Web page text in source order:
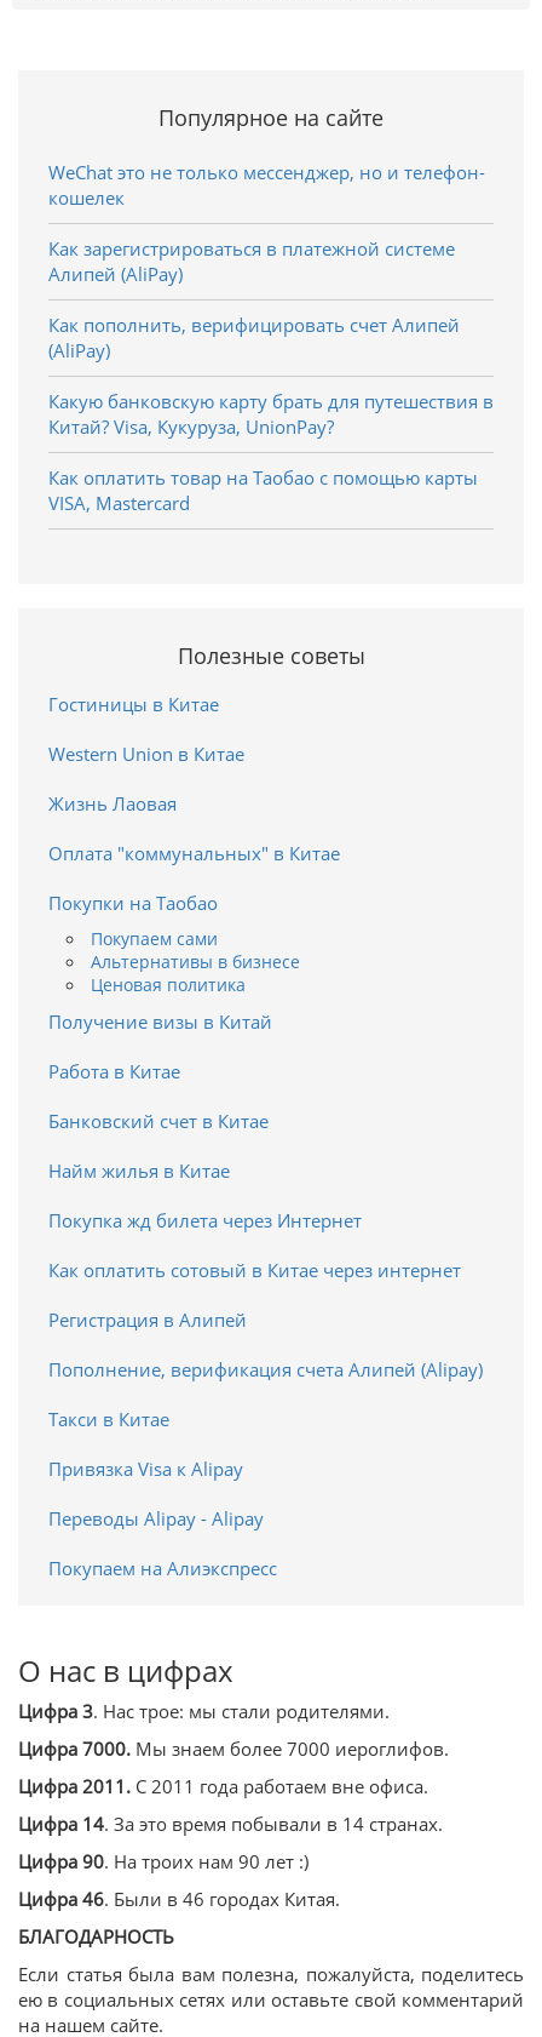
Популярное на сайте
WeChat это не только мессенджер, но и телефон-
кошелек
Как зарегистрироваться в платежной системе
Алипей (AliPay)
Как пополнить, верифицировать счет Алипей
(AliPay)
Какую банковскую карту брать для путешествия в
Китай? Visa, Кукуруза, UnionPay?
Как оплатить товар на Таобао с помощью карты
VISA, Mastercard
Полезные советы
Гостиницы в Китае
Western Union в Китае
Жизнь Лаовая
Оплата "коммунальных" в Китае
Покупки на Таобао
Покупаем сами
Альтернативы в бизнесе
Ценовая политика
Получение визы в Китай
Работа в Китае
Банковский счет в Китае
Найм жилья в Китае
Покупка жд билета через Интернет
Как оплатить сотовый в Китае через интернет
Регистрация в Алипей
Пополнение, верификация счета Алипей (Alipay)
Такси в Китае
Привязка Visa к Alipay
Переводы Alipay - Alipay
Покупаем на Алиэкспресс
О нас в цифрах
Цифра 3. Нас трое: мы стали родителями.
Цифра 7000. Мы знаем более 7000 иероглифов.
Цифра 2011. С 2011 года работаем вне офиса.
Цифра 14. За это время побывали в 14 странах.
Цифра 90. На троих нам 90 лет :)
Цифра 46. Были в 46 городах Китая.
БЛАГОДАРНОСТЬ
Если статья была вам полезна, пожалуйста, поделитесь
ею в социальных сетях или оставьте свой комментарий
на нашем сайте.